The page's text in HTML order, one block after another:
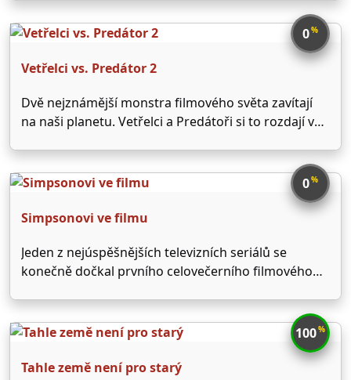
vrátil silnější než kdy dříve připraven nastolit svou
krutovládu. Jenže ani pro tak mocného mága … 0%
Vetřelci vs. Predátor 2
Dvě nejznámější monstra filmového světa zavítají
na naši planetu. Vetřelci a Predátoři si to rozdají v
Coloradu, kde žije necelých šest tisíc obyvatel.
Nikdo ve městě nemá ani potuchy, že se zde
0%
Simpsonovi ve filmu
Jeden z nejúspěšnějších televizních seriálů se
konečně dočkal prvního celovečerního filmového
Springfieldu bude tentokrát čelit globálním výzvám
a Homer provede nejhorší věc svého života. Na
filmu pracují stejní tvůrci jako na televizním seriálu,
a tak …
100%
Tahle země není pro starý